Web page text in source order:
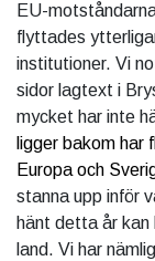
EU-
flyttades
institutioner. Vi
sidor lagtext i
mycket har inte
ligger bakom
Europa och
stanna upp inför
hänt detta år
land. Vi har